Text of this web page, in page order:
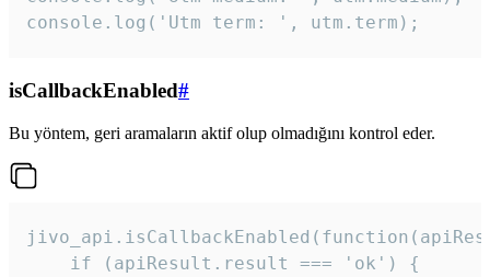
console.log('Utm term: ', utm.term);
isCallbackEnabled#
Bu yöntem, geri aramaların aktif olup olmadığını kontrol eder.
    if (apiResult.result === 'ok') {